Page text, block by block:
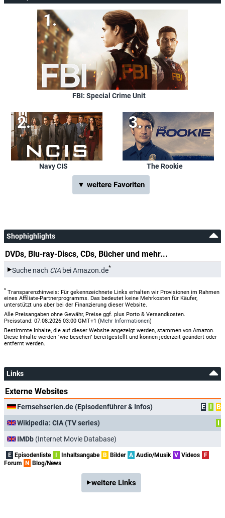
FBI: Special Crime Unit
Navy CIS The Rookie
▼ weitere Favoriten
Shophighlights
DVDs, Blu-ray-Discs, CDs, Bücher und mehr...
Suche nach CIA bei Amazon.de*
* Transparenzhinweis: Für gekennzeichnete Links erhalten wir Provisionen im Rahmen
eines Affiliate-Partnerprogramms. Das bedeutet keine Mehrkosten für Käufer,
unterstützt uns aber bei der Finanzierung dieser Website.
Alle Preisangaben ohne Gewähr, Preise ggf. plus Porto & Versandkosten.
Preisstand: 07.08.2026 03:00 GMT+1 (Mehr Informationen)
Bestimmte Inhalte, die auf dieser Website angezeigt werden, stammen von Amazon.
Diese Inhalte werden "wie besehen" bereitgestellt und können jederzeit geändert oder
entfernt werden.
Links
Externe Websites
Fernsehserien.de (Episodenführer & Infos) E I
B
Wikipedia: CIA (TV series)
I
IMDb (Internet Movie Database)
E Episodenliste Inhaltsangabe B Bilder A Audio/Musik V Videos
F
Forum
N Blog/News
weitere Links